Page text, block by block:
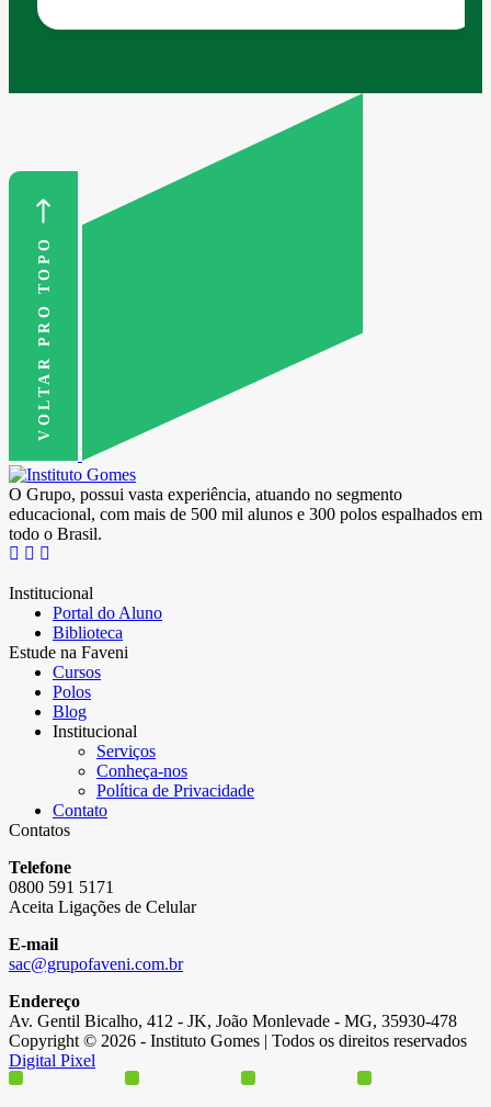
VOLTAR PRO TOPO
O Grupo, possui vasta experiência, atuando no segmento
educacional, com mais de 500 mil alunos e 300 polos espalhados em
todo o Brasil.
Institucional
Portal do Aluno
Biblioteca
Estude na Faveni
Cursos
Polos
Blog
Institucional
Serviços
Conheça-nos
Política de Privacidade
Contato
Contatos
Telefone
0800 591 5171
Aceita Ligações de Celular
E-mail
sac@grupofaveni.com.br
Endereço
Av. Gentil Bicalho, 412 - JK, João Monlevade - MG, 35930-478
Copyright © 2026 - Instituto Gomes | Todos os direitos reservados
Digital Pixel